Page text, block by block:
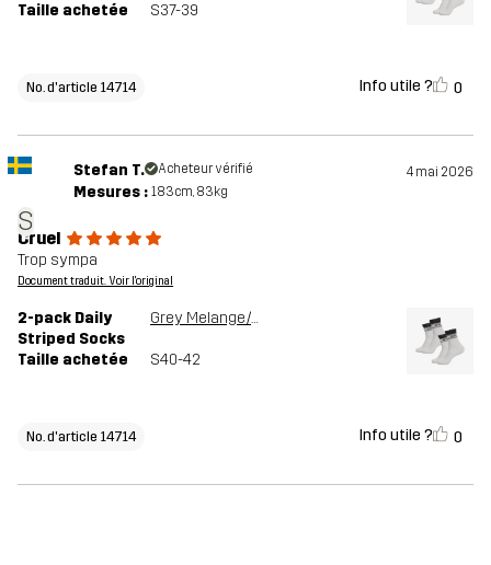
Taille achetée S37-39
No. d'article 14714 Info utile ? 0
S
Stefan T. Acheteur vérifié 4 mai 2026
Mesures : 183cm, 83kg
Cruel
Trop sympa
Document traduit. Voir l'original
2-pack Daily
Striped Socks
Grey Melange/Anthracite
Taille achetée S40-42
No. d'article 14714 Info utile ? 0